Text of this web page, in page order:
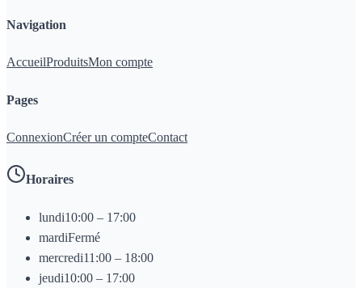
Navigation
AccueilProduitsMon compte
Pages
ConnexionCréer un compteContact
Horaires
lundi10:00 – 17:00
mardiFermé
mercredi11:00 – 18:00
jeudi10:00 – 17:00